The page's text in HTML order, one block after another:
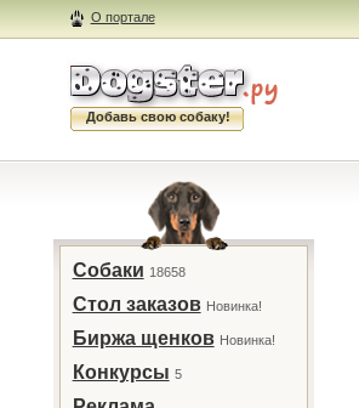
О портале
Добавь свою собаку!
Собаки 18658
Стол заказов Новинка!
Биржа щенков Новинка!
Конкурсы 5